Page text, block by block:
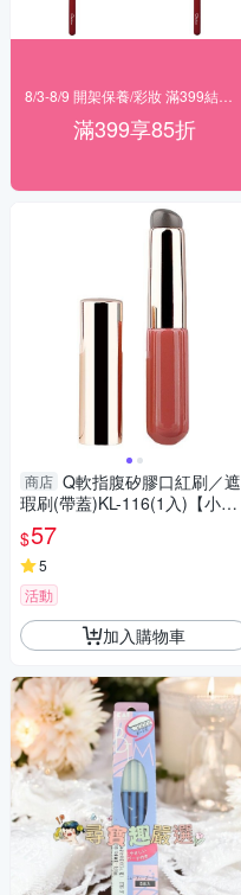
滿399享85折
商店 Q軟指腹矽膠口紅刷／遮
瑕刷(帶蓋)KL-116(1入)【小三
美日】 DS016897
$57
5
活動
加入購物車